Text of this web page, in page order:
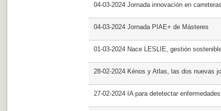
04-03-2024 Jornada innovación en
04-03-2024 Jornada PIAE+ de Másteres
01-03-2024 Nace LESLIE, gestión
28-02-2024 Kénos y Atlas, las dos nuevas
27-02-2024 IA para detetectar